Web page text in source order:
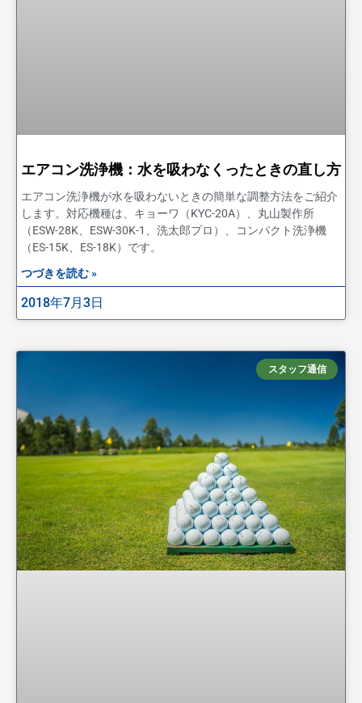
エアコン洗浄機：水を吸わなくったときの直し方
エアコン洗浄機が水を吸わないときの簡単な調整方法をご紹介
します。対応機種は、キョーワ（KYC-20A）、丸山製作所
（ESW-28K、ESW-30K-1、洗太郎プロ）、コンパクト洗浄機
（ES-15K、ES-18K）です。
つづきを読む »
2018年7月3日
スタッフ通信